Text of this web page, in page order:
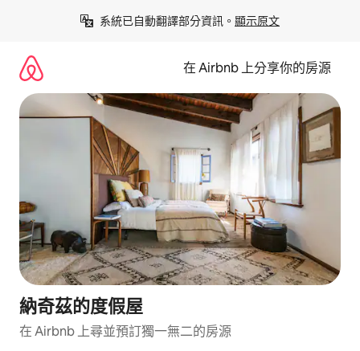
系統已自動翻譯部分資訊。 顯示原文
在 Airbnb 上分享你的房源
納奇茲的度假屋
在 Airbnb 上尋並預訂獨一無二的房源